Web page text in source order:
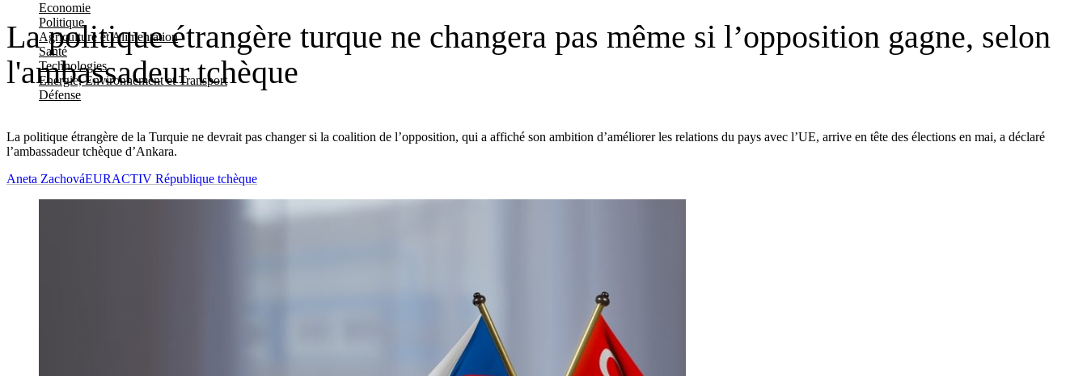
Economie
Politique
Agriculture et Alimentation
Santé
Technologies
Energie, Environnement et Transport
Défense
La politique étrangère turque ne changera pas même si l’opposition gagne, selon
l'ambassadeur tchèque
La politique étrangère de la Turquie ne devrait pas changer si la coalition de l’opposition, qui a affiché son ambition d’améliorer les relations du pays avec l’UE, arrive en tête des élections en mai, a déclaré
l’ambassadeur tchèque d’Ankara.
Aneta ZachováEURACTIV République tchèque